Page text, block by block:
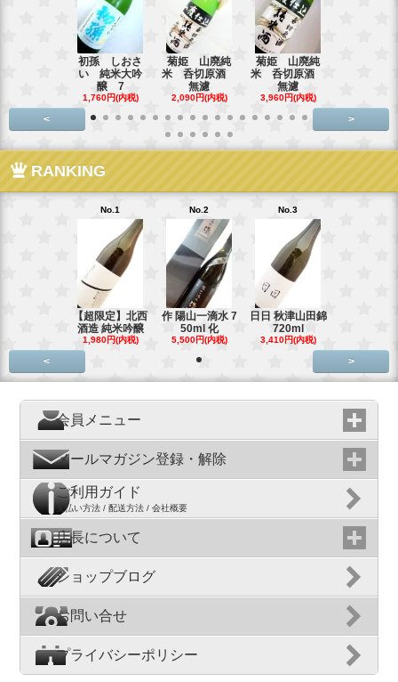
初孫 しおさ
い 純米大吟
醸 7
1,760円(内税)
菊姫 山廃純
米 呑切原酒
無濾
2,090円(内税)
菊姫 山廃純
米 呑切原酒
無濾
3,960円(内税)
< >
RANKING
No.1
【超限定】北西
酒造 純米吟醸
1,980円(内税)
No.2
作 陽山一滴水 7
50ml 化
5,500円(内税)
No.3
日日 秋津山田錦
720ml
3,410円(内税)
< >
会員メニュー
メールマガジン登録・解除
ご利用ガイド
支払い方法 / 配送方法 / 会社概要
店長について
ショップブログ
お問い合せ
プライバシーポリシー